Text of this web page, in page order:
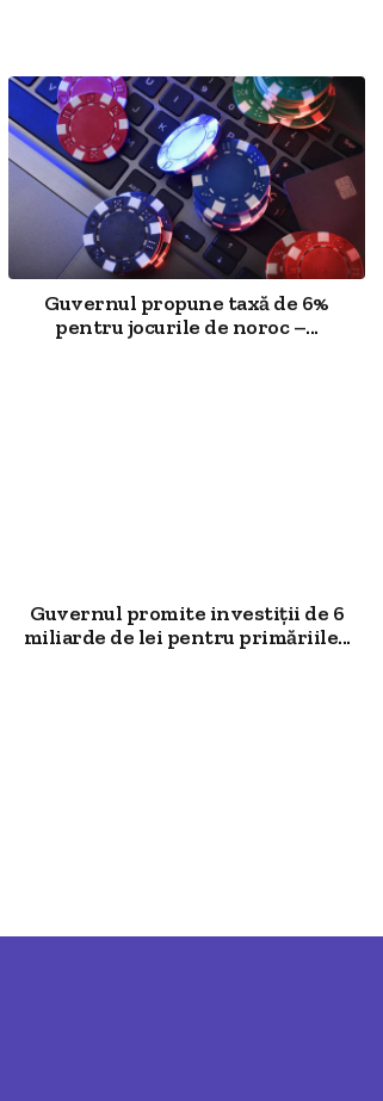
Guvernul propune taxă de 6%
pentru jocurile de noroc –...
Guvernul promite investiții de 6
miliarde de lei pentru primăriile...